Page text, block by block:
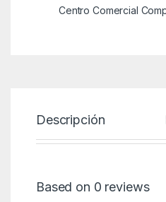
Centro Comercial
Descripción
Based on 0 reviews